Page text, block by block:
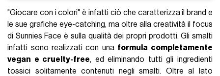
"Giocare con i colori" è infatti ciò che caratterizza il brand e
le sue grafiche eye-catching, ma oltre alla creatività il focus
di Sunnies Face è sulla qualità dei propri prodotti. Gli smalti
infatti sono realizzati con una formula completamente
vegan e cruelty-free, ed eliminando tutti gli ingredienti
tossici solitamente contenuti negli smalti. Oltre al lato